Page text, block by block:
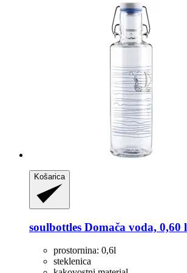
Košarica
soulbottles Domača voda, 0,60 l
prostornina: 0,6l
steklenica